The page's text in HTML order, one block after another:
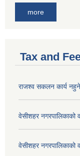
more
Tax and
राजश्व सकलन कार्य
वेसीशहर
वेसीशहर